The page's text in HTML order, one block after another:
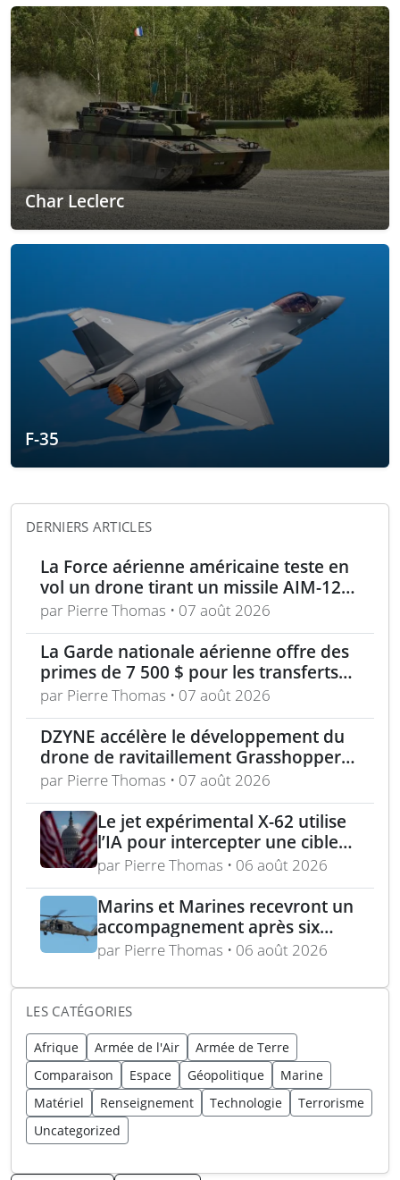
Char Leclerc
F-35
DERNIERS ARTICLES
La Force aérienne américaine teste en
vol un drone tirant un missile AIM-120
en conditions réelles
par Pierre Thomas • 07 août 2026
La Garde nationale aérienne offre des
primes de 7 500 $ pour les transferts
en service actif
par Pierre Thomas • 07 août 2026
DZYNE accélère le développement du
drone de ravitaillement Grasshopper
pour l’US Air Force
par Pierre Thomas • 07 août 2026
Le jet expérimental X-62 utilise
l’IA pour intercepter une cible
aérienne en conditions réelles
par Pierre Thomas • 06 août 2026
Marins et Marines recevront un
accompagnement après six
mois d’exemptions médicales
par Pierre Thomas • 06 août 2026
LES CATÉGORIES
Afrique Armée de l'Air
Armée de Terre
Comparaison
Espace Géopolitique
Marine
Matériel
Renseignement Technologie
Terrorisme
Uncategorized